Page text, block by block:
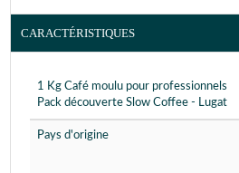
CARACTÉRISTIQUES
1 Kg Café moulu pour professionnels
Pack découverte Slow Coffee - Lugat
Pays d'origine